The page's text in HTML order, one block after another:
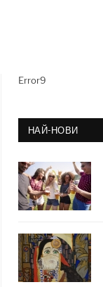
Error9
НАЙ-НОВИ